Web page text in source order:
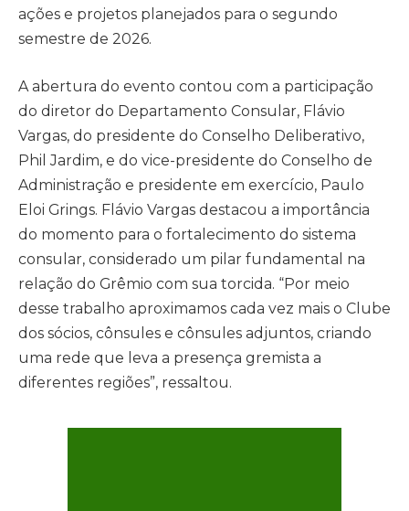
ações e projetos planejados para o segundo
semestre de 2026.
A abertura do evento contou com a participação
do diretor do Departamento Consular, Flávio
Vargas, do presidente do Conselho Deliberativo,
Phil Jardim, e do vice-presidente do Conselho de
Administração e presidente em exercício, Paulo
Eloi Grings. Flávio Vargas destacou a importância
do momento para o fortalecimento do sistema
consular, considerado um pilar fundamental na
relação do Grêmio com sua torcida. “Por meio
desse trabalho aproximamos cada vez mais o Clube
dos sócios, cônsules e cônsules adjuntos, criando
uma rede que leva a presença gremista a
diferentes regiões”, ressaltou.